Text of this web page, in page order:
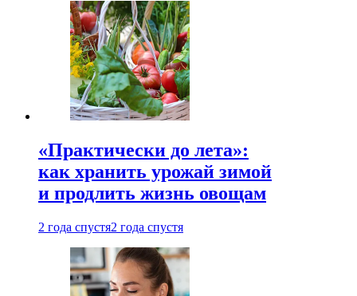
«Практически до лета»:
как хранить урожай зимой
и продлить жизнь овощам
2 года спустя2 года спустя